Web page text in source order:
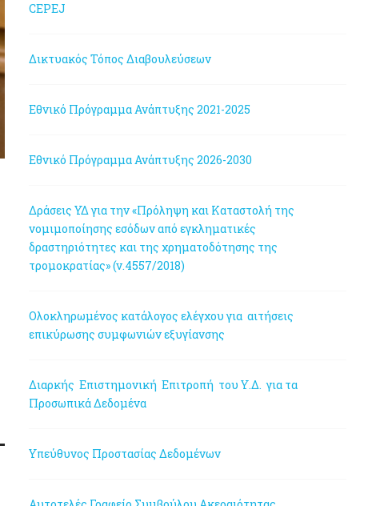
CEPEJ
Δικτυακός Τόπος Διαβουλεύσεων
Εθνικό Πρόγραμμα Ανάπτυξης 2021-2025
Εθνικό Πρόγραμμα Ανάπτυξης 2026-2030
Δράσεις ΥΔ για την «Πρόληψη και Καταστολή της
νομιμοποίησης εσόδων από εγκληματικές
δραστηριότητες και της χρηματοδότησης της
τρομοκρατίας» (ν.4557/2018)
Ολοκληρωμένος κατάλογος ελέγχου για αιτήσεις
επικύρωσης συμφωνιών εξυγίανσης
Διαρκής Επιστημονική Επιτροπή του Υ.Δ. για τα
Προσωπικά Δεδομένα
Υπεύθυνος Προστασίας Δεδομένων